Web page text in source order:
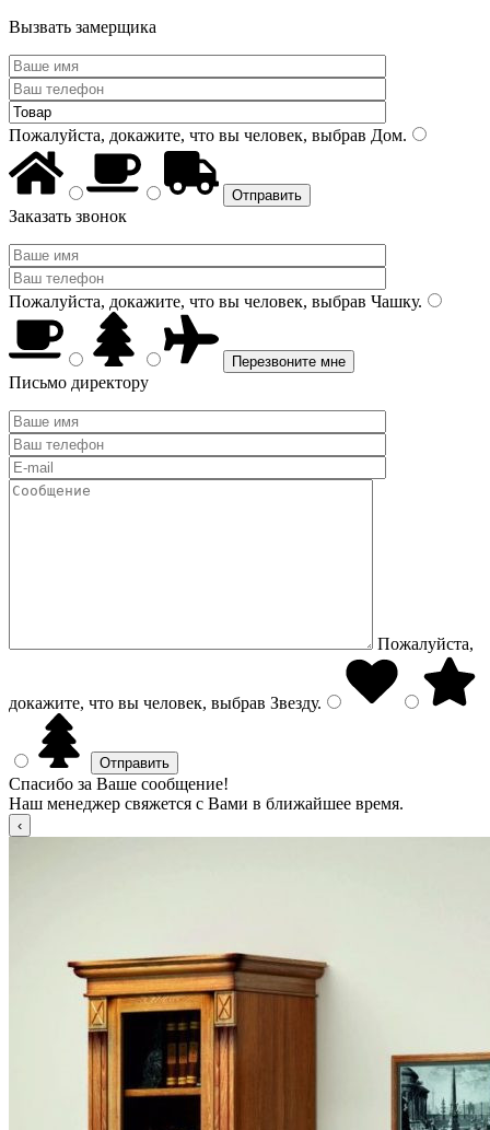
Вызвать замерщика
Пожалуйста, докажите, что вы человек, выбрав Дом.
Заказать звонок
Пожалуйста, докажите, что вы человек, выбрав Чашку.
Письмо директору
Пожалуйста,
докажите, что вы человек, выбрав Звезду.
Спасибо за Ваше сообщение!
Наш менеджер свяжется с Вами в ближайшее время.